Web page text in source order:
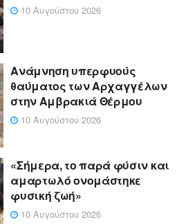
10 Αυγούστου 2026
Ανάμνηση υπερφυούς
θαύματος των Αρχαγγέλων
στην Αμβρακιά Θέρμου
10 Αυγούστου 2026
«Σήμερα, το παρά φύσιν και
αμαρτωλό ονομάστηκε
φυσική ζωή»
10 Αυγούστου 2026